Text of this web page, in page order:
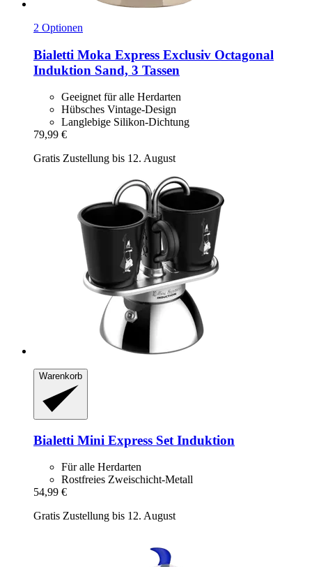
2 Optionen
Bialetti Moka Express Exclusiv Octagonal
Induktion Sand, 3 Tassen
Geeignet für alle Herdarten
Hübsches Vintage-Design
Langlebige Silikon-Dichtung
79,99 €
Gratis Zustellung bis 12. August
Warenkorb
Bialetti Mini Express Set Induktion
Für alle Herdarten
Rostfreies Zweischicht-Metall
54,99 €
Gratis Zustellung bis 12. August